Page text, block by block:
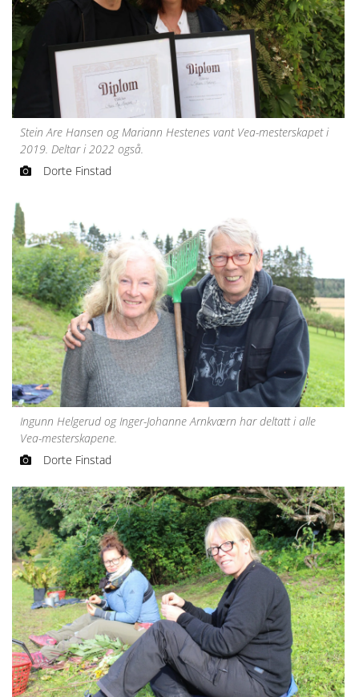
Stein Are Hansen og Mariann Hestenes vant Vea-mesterskapet i
2019. Deltar i 2022 også.
Dorte Finstad
Ingunn Helgerud og Inger-Johanne Arnkværn har deltatt i alle
Vea-mesterskapene.
Dorte Finstad